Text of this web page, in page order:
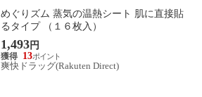
めぐりズム 蒸気の温熱シート 肌に直接貼
るタイプ （１６枚入）
1,493円
13
爽快ドラッグ(Rakuten Direct)